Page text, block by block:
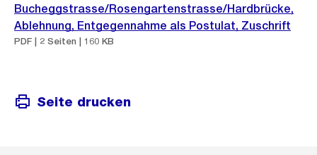
Bucheggstrasse/Rosengartenstrasse/Hardbrücke,
Ablehnung, Entgegennahme als Postulat, Zuschrift
PDF | 2 Seiten | 160 KB
Seite drucken